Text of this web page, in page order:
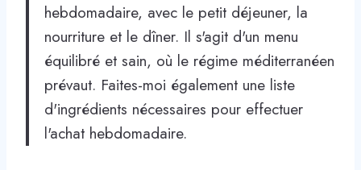
hebdomadaire, avec le petit déjeuner, la
nourriture et le dîner. Il s'agit d'un menu
équilibré et sain, où le régime méditerranéen
prévaut. Faites-moi également une liste
d'ingrédients nécessaires pour effectuer
l'achat hebdomadaire.